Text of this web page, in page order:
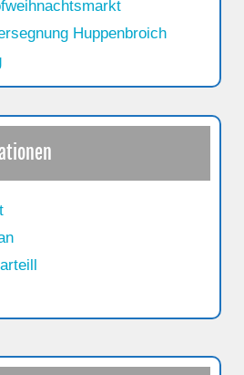
Huppenbroich